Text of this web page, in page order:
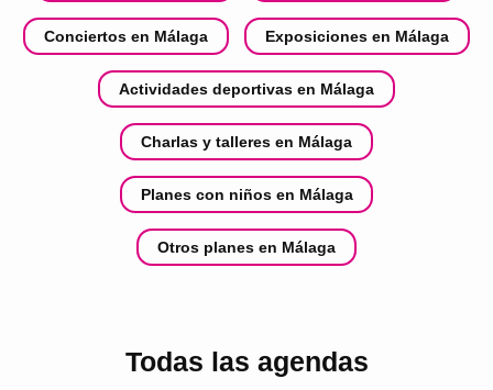
Conciertos en Málaga Exposiciones en Málaga
Actividades deportivas en Málaga
Charlas y talleres en Málaga
Planes con niños en Málaga
Otros planes en Málaga
Todas las agendas